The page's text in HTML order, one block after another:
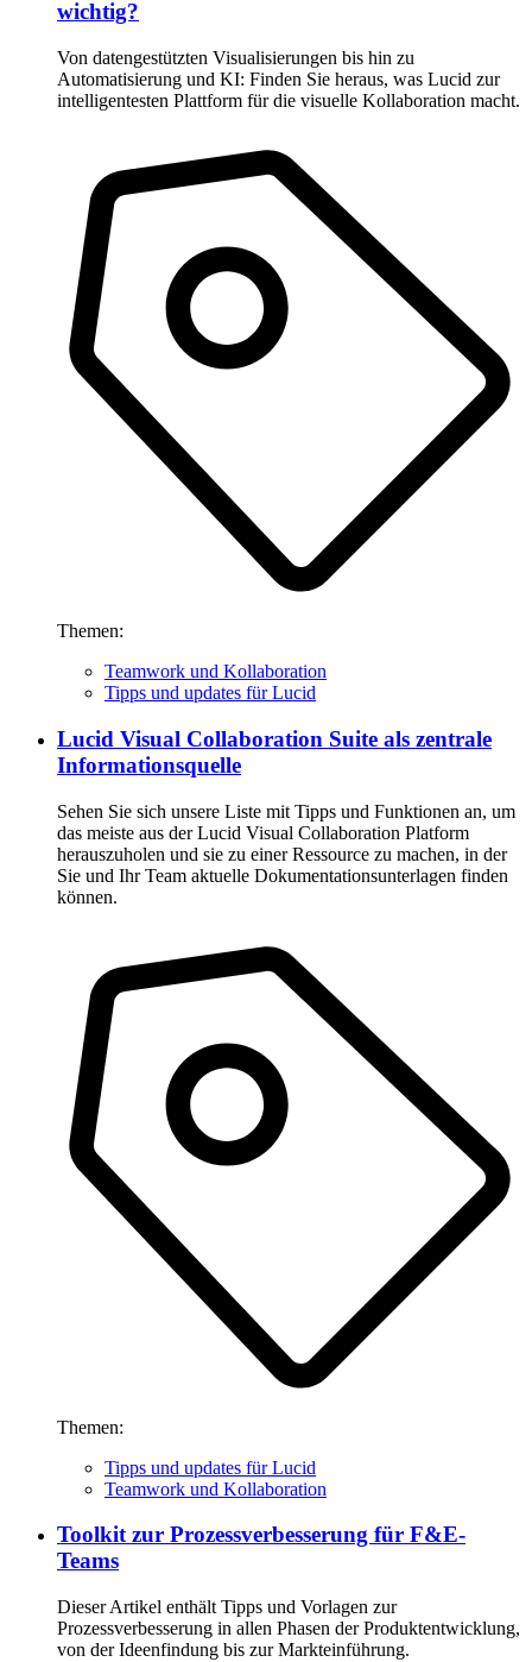
wichtig?
Von datengestützten Visualisierungen bis hin zu
Automatisierung und KI: Finden Sie heraus, was Lucid zur
intelligentesten Plattform für die visuelle Kollaboration macht.
Themen:
Teamwork und Kollaboration
Tipps und updates für Lucid
Lucid Visual Collaboration Suite als zentrale
Informationsquelle
Sehen Sie sich unsere Liste mit Tipps und Funktionen an, um
das meiste aus der Lucid Visual Collaboration Platform
herauszuholen und sie zu einer Ressource zu machen, in der
Sie und Ihr Team aktuelle Dokumentationsunterlagen finden
können.
Themen:
Tipps und updates für Lucid
Teamwork und Kollaboration
Toolkit zur Prozessverbesserung für F&E-
Teams
Dieser Artikel enthält Tipps und Vorlagen zur
Prozessverbesserung in allen Phasen der Produktentwicklung,
von der Ideenfindung bis zur Markteinführung.